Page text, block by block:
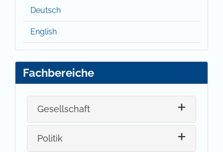
Deutsch
English
Fachbereiche
Gesellschaft
Politik